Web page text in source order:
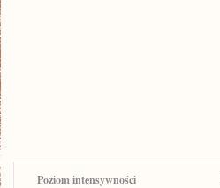
Poziom intensywności